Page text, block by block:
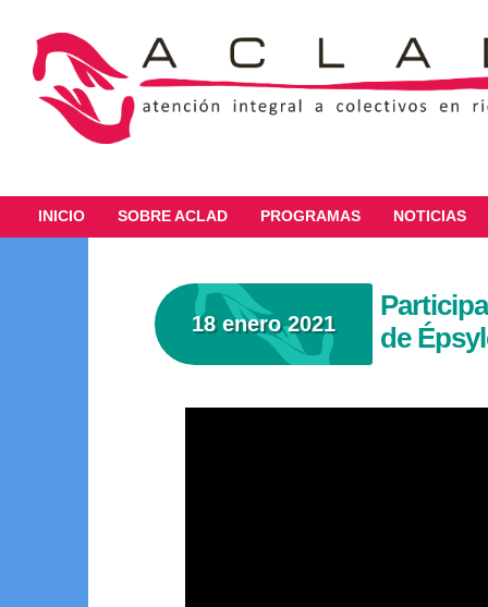
INICIO SOBRE ACLAD PROGRAMAS NOTICIAS
18 enero 2021
de